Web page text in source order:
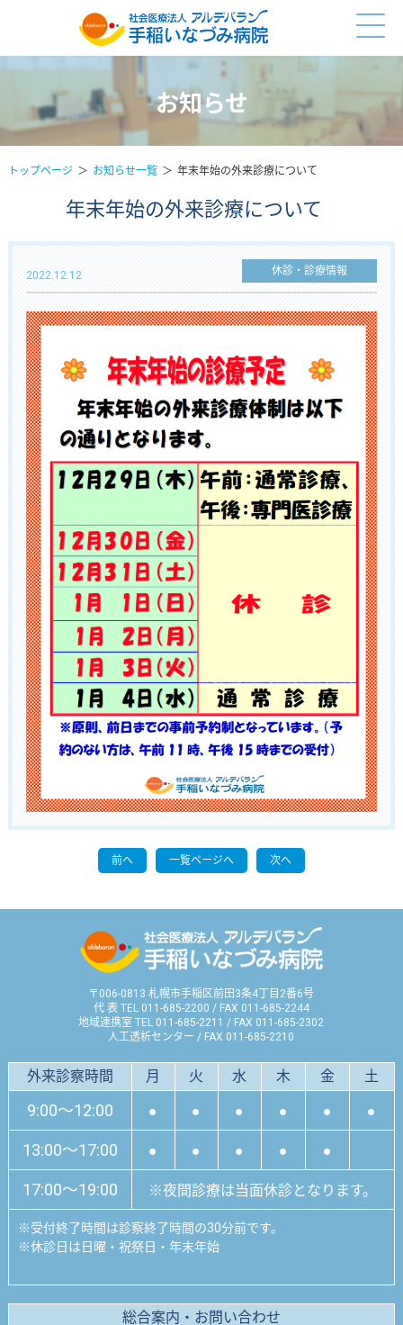
お知らせ
トップページ お知らせ一覧 年末年始の外来診療について
年末年始の外来診療について
2022.12.12 休診・診療情報
前へ 一覧ページへ 次へ
〒006-0813 札幌市手稲区前田3条4丁目2番6号
代 表 TEL 011-685-2200 / FAX 011-685-2244
地域連携室 TEL 011-685-2211 / FAX 011-685-2302
人工透析センター / FAX 011-685-2210
外来診察時間 月 火 水 木 金 土
9:00～12:00 ● ● ● ● ● ●
13:00～17:00 ● ● ● ● ●
17:00～19:00 ※夜間診療は当面休診となります。
※受付終了時間は診察終了時間の30分前です。
※休診日は日曜・祝祭日・年末年始
総合案内・お問い合わせ